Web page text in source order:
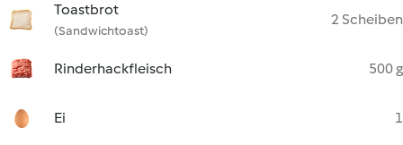
Toastbrot
(Sandwichtoast)
2 Scheiben
Rinderhackfleisch 500 g
Ei 1